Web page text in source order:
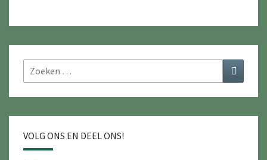
Zoeken
naar:
Zoeken
VOLG ONS EN DEEL ONS!